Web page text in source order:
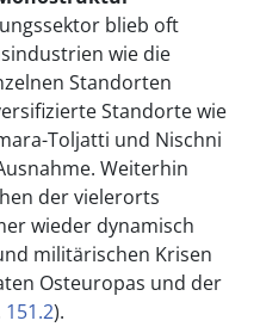
blieb oft
wie die
Standorten
Standorte wie
Toljatti und Nischni
Weiterhin
der vielerorts
wieder dynamisch
militärischen Krisen
Osteuropas und der
151.2).